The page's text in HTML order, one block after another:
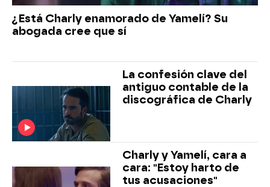
¿Está Charly enamorado de Yamelí? Su
abogada cree que sí
La confesión clave del
antiguo contable de la
discográfica de Charly
Charly y Yamelí, cara a
cara: "Estoy harto de
tus acusaciones"